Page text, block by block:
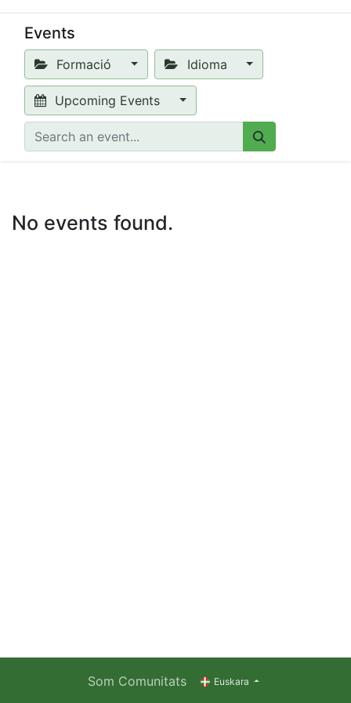
Events
Formació Idioma
Upcoming Events
No events found.
Som Comunitats Euskara